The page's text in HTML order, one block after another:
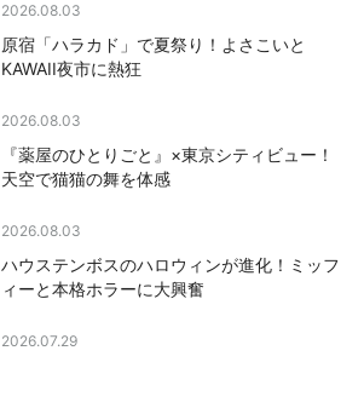
2026.08.03
原宿「ハラカド」で夏祭り！よさこいと
KAWAII夜市に熱狂
2026.08.03
『薬屋のひとりごと』×東京シティビュー！
天空で猫猫の舞を体感
2026.08.03
ハウステンボスのハロウィンが進化！ミッフ
ィーと本格ホラーに大興奮
2026.07.29